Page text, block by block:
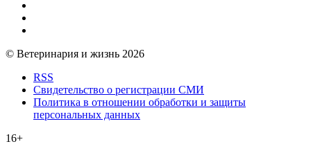
© Ветеринария и жизнь 2026
RSS
Свидетельство о регистрации СМИ
Политика в отношении обработки и защиты
персональных данных
16+